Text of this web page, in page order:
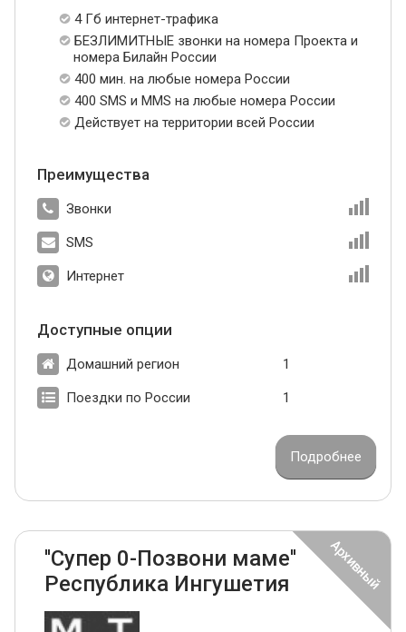
4 Гб интернет-трафика
БЕЗЛИМИТНЫЕ звонки на номера Проекта и
номера Билайн России
400 мин. на любые номера России
400 SMS и MMS на любые номера России
Действует на территории всей России
Преимущества
Звонки
SMS
Интернет
Доступные опции
Домашний регион 1
Поездки по России 1
Подробнее
''Супер 0-Позвони маме''
Республика Ингушетия